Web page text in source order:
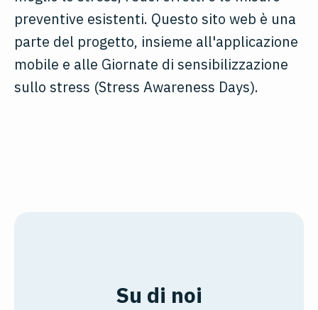
preventive esistenti. Questo sito web è una
parte del progetto, insieme all'applicazione
mobile e alle Giornate di sensibilizzazione
sullo stress (Stress Awareness Days).
Su di noi